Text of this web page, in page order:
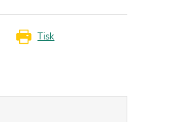
Tisk